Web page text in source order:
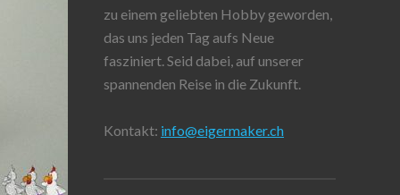
zu einem geliebten Hobby geworden,
das uns jeden Tag aufs Neue
fasziniert. Seid dabei, auf unserer
spannenden Reise in die Zukunft.
Kontakt: info@eigermaker.ch